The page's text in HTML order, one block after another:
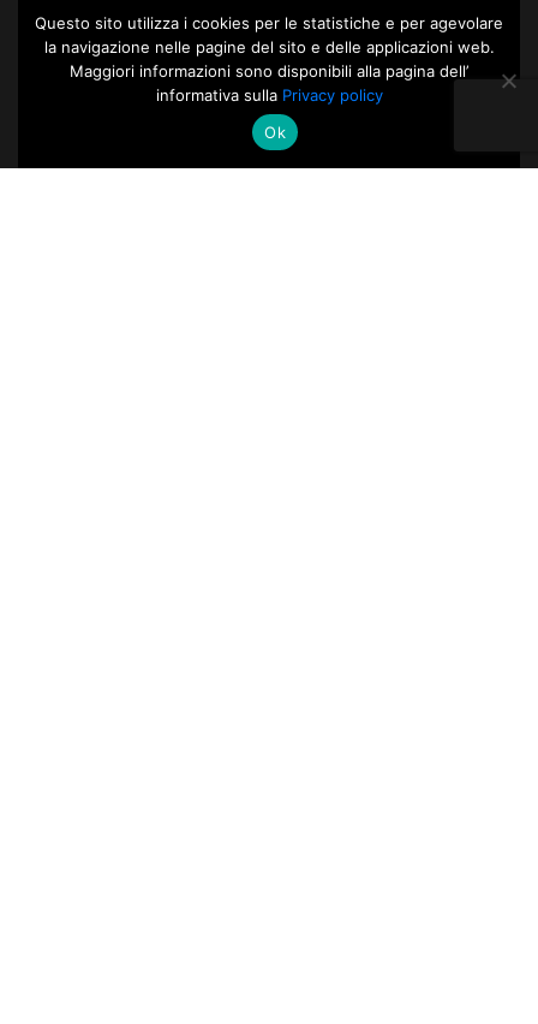
Questo sito utilizza i cookies per le statistiche e per agevolare
la navigazione nelle pagine del sito e delle applicazioni web.
Maggiori informazioni sono disponibili alla pagina dell’
informativa sulla Privacy policy
Ok